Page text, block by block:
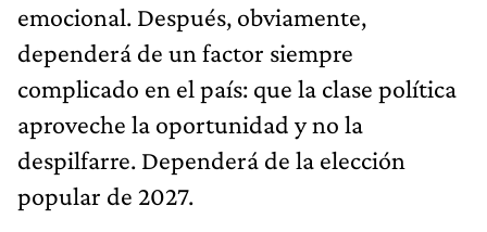
emocional. Después, obviamente,
dependerá de un factor siempre
complicado en el país: que la clase política
aproveche la oportunidad y no la
despilfarre. Dependerá de la elección
popular de 2027.